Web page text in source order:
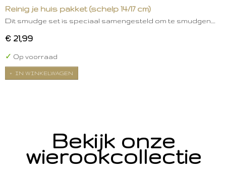
Reinig je huis pakket (schelp 14/17 cm)
Dit smudge set is speciaal samengesteld om te smudgen.…
€ 21,99
✓ Op voorraad
IN WINKELWAGEN
Bekijk onze
wierookcollectie